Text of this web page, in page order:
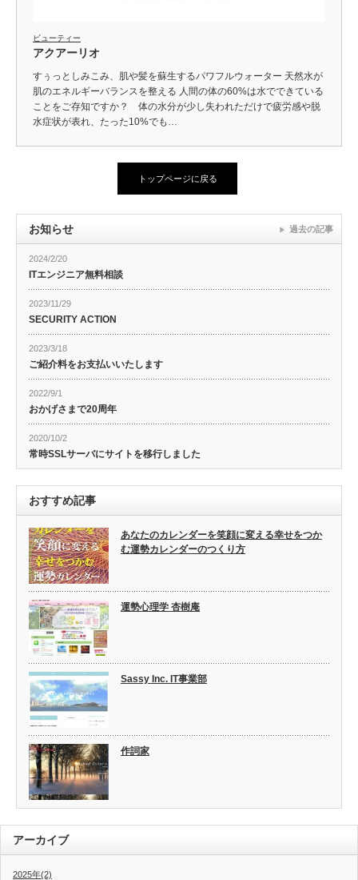
ビューティー
アクアーリオ
すぅっとしみこみ、肌や髪を蘇生するパワフルウォーター 天然水が
肌のエネルギーバランスを整える 人間の体の60%は水でできている
ことをご存知ですか？ 体の水分が少し失われただけで疲労感や脱
水症状が表れ、たった10%でも…
トップページに戻る
お知らせ
2024/2/20
ITエンジニア無料相談
2023/11/29
SECURITY ACTION
2023/3/18
ご紹介料をお支払いいたします
2022/9/1
おかげさまで20周年
2020/10/2
常時SSLサーバにサイトを移行しました
過去の記事
おすすめ記事
あなたのカレンダーを笑顔に変える幸せをつか
む運勢カレンダーのつくり方
運勢心理学 杏樹庵
Sassy Inc. IT事業部
作詞家
アーカイブ
2025年(2)